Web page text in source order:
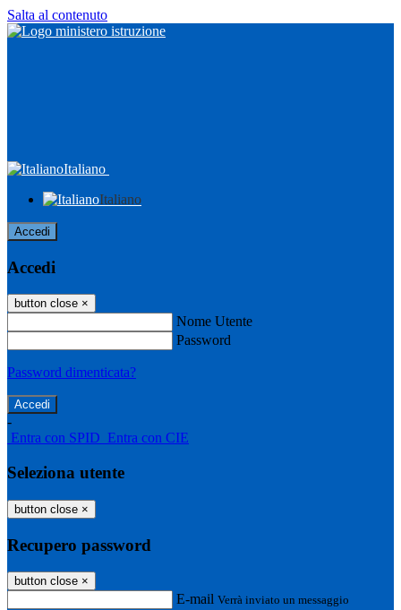
Salta al contenuto
Italiano
Italiano
Accedi
Accedi
button close ×
Nome Utente
Password
Password dimenticata?
-
Entra con SPID Entra con CIE
Seleziona utente
button close ×
Recupero password
button close ×
E-mail Verrà inviato un messaggio